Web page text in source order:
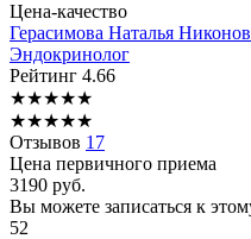
Цена-качество
Герасимова Наталья
Эндокринолог
Рейтинг 4.66
★★★★★
★★★★★
Отзывов 17
Цена первичного приема
3190 руб.
Вы можете записаться к
52